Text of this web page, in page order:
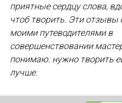
приятные сердцу слова,
чтоб творить. Эти отзывы
моими путеводителями в
совершенствовании
понимаю: нужно творить
лучше.